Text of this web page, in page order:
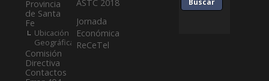
Provincia
de Santa
Fe
Ubicación
Geográfica
Comisión
Directiva
Contactos
ASTC 2018
Jornada
Económica
ReCeTel